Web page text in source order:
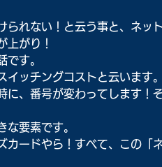
られない！と云う事と、ネッ
上がり！
です。
ッチングコストと云います。
に、番号が変わってします！
な要素です。
ードやら！すべて、この「